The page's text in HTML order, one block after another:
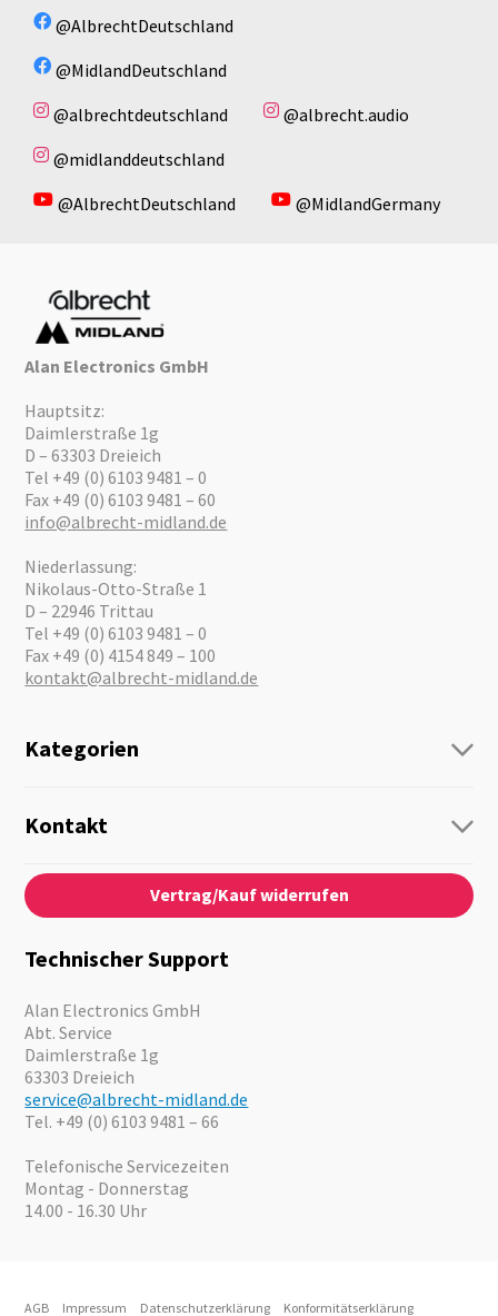
@AlbrechtDeutschland
@MidlandDeutschland
@albrechtdeutschland
@albrecht.audio
@midlanddeutschland
@AlbrechtDeutschland
@MidlandGermany
Alan Electronics GmbH
Hauptsitz:
Daimlerstraße 1g
D – 63303 Dreieich
Tel +49 (0) 6103 9481 – 0
Fax +49 (0) 6103 9481 – 60
info@albrecht-midland.de
Niederlassung:
Nikolaus-Otto-Straße 1
D – 22946 Trittau
Tel +49 (0) 6103 9481 – 0
Fax +49 (0) 4154 849 – 100
kontakt@albrecht-midland.de
Kategorien
Personenführung
Audio
Notfallvorsorge
Motorrad
Angebote
Kontakt
Kontaktformular
Über Uns
News
Kataloge
Vertrag/Kauf widerrufen
Technischer Support
Alan Electronics GmbH
Abt. Service
Daimlerstraße 1g
63303 Dreieich
service@albrecht-midland.de
Tel. +49 (0) 6103 9481 – 66
Telefonische Servicezeiten
Montag - Donnerstag
14.00 - 16.30 Uhr
AGB Impressum Datenschutzerklärung Konformitätserklärung